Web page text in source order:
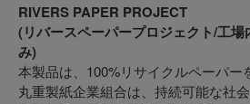
RIVERS PAPER PROJECT
(リバースペーパープロジェクト/工
み)
本製品は、100%リサイクルペーパー
丸重製紙企業組合は、持続可能な社